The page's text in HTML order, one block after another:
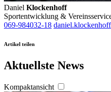
Daniel Klockenhoff
Sportentwicklung &
069-984032-18
Artikel teilen
Aktuellste News
Kompaktansicht